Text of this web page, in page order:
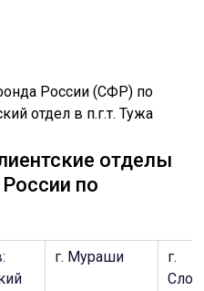
отделы
по
г. Мураши
г.